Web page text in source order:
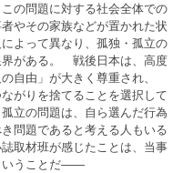
の問題に対する社会全体での
やその家族などが置かれた状
よって異なり、孤独・孤立の
界がある。 戦後日本は、高度
自由」が大きく尊重され、
がりを捨てることを選択して
立の問題は、自ら選んだ行為
問題であると考える人もいる
取材班が感じたことは、当事
いうことだ――